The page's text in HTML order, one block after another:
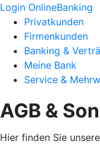
Login OnlineBanking
Privatkunden
Firmenkunden
Banking &
Meine Bank
Service &
AGB &
Hier finden Sie